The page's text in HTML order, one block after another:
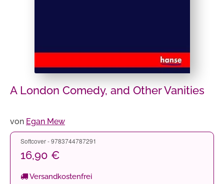
A London Comedy, and Other Vanities
von Egan Mew
Softcover - 9783744787291
16,90 €
Versandkostenfrei